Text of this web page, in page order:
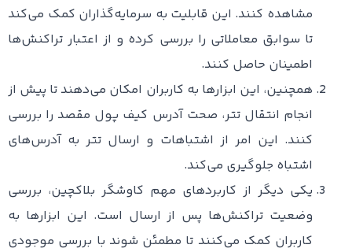
مشاهده کنند. این قابلیت به سرمایه‌گذاران کمک می‌کند
تا سوابق معاملاتی را بررسی کرده و از اعتبار تراکنش‌ها
اطمینان حاصل کنند.
همچنین، این ابزارها به کاربران امکان می‌دهند تا پیش از
انجام انتقال تتر، صحت آدرس کیف پول مقصد را بررسی
کنند. این امر از اشتباهات و ارسال تتر به آدرس‌های
اشتباه جلوگیری می‌کند.
یکی دیگر از کاربردهای مهم کاوشگر بلاکچین، بررسی
وضعیت تراکنش‌ها پس از ارسال است. این ابزارها به
کاربران کمک می‌کنند تا مطمئن شوند با بررسی موجودی